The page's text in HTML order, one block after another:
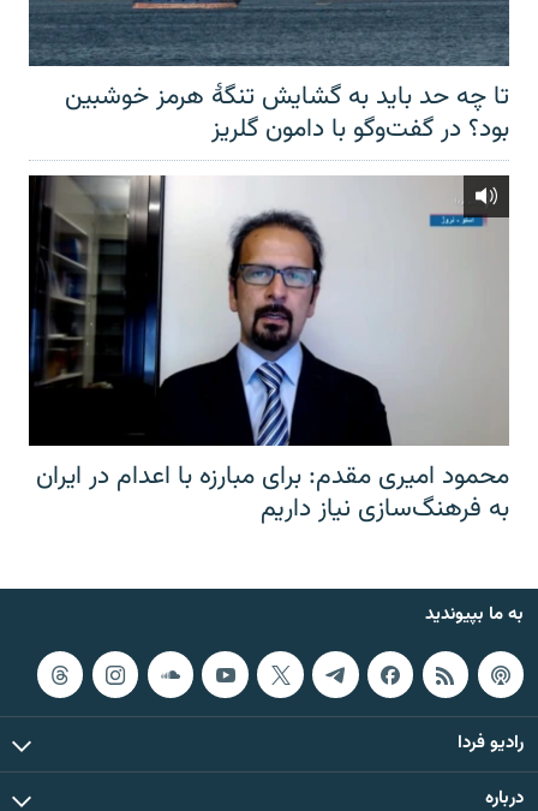
تا چه حد باید به گشایش تنگهٔ هرمز خوشبین
بود؟ در گفت‌وگو با دامون گلریز
محمود امیری مقدم: برای مبارزه با اعدام در ایران
به فرهنگ‌سازی نیاز داریم
به ما بپیوندید
رادیو فردا
درباره